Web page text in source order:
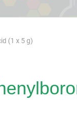
(1 x 5 g)